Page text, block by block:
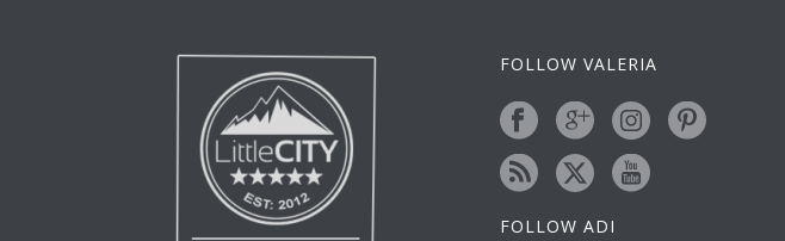
FOLLOW VALERIA
FOLLOW ADI